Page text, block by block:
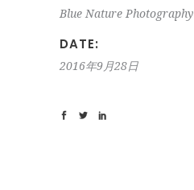
Blue Nature Photography
DATE:
2016年9月28日